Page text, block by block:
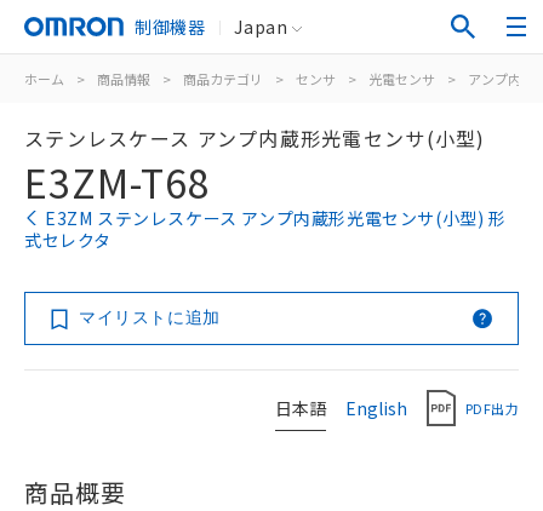
制御機器 Japan
ホーム > 商品情報 > 商品カテゴリ > センサ > 光電センサ > アンプ内蔵
ステンレスケース アンプ内蔵形光電センサ(小型)
E3ZM-T68
E3ZM ステンレスケース アンプ内蔵形光電センサ(小型) 形
式セレクタ
マイリストに追加
日本語 English PDF出力
商品概要